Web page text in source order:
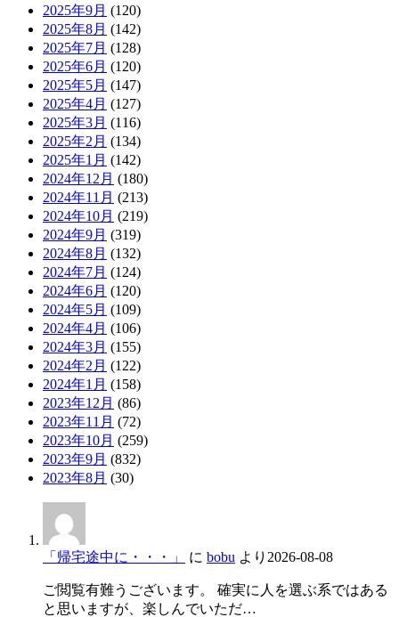
2025年9月 (120)
2025年8月 (142)
2025年7月 (128)
2025年6月 (120)
2025年5月 (147)
2025年4月 (127)
2025年3月 (116)
2025年2月 (134)
2025年1月 (142)
2024年12月 (180)
2024年11月 (213)
2024年10月 (219)
2024年9月 (319)
2024年8月 (132)
2024年7月 (124)
2024年6月 (120)
2024年5月 (109)
2024年4月 (106)
2024年3月 (155)
2024年2月 (122)
2024年1月 (158)
2023年12月 (86)
2023年11月 (72)
2023年10月 (259)
2023年9月 (832)
2023年8月 (30)
「帰宅途中に・・・」 に bobu より 2026-08-08
ご閲覧有難うございます。 確実に人を選ぶ系ではある
と思いますが、楽しんでいただ…